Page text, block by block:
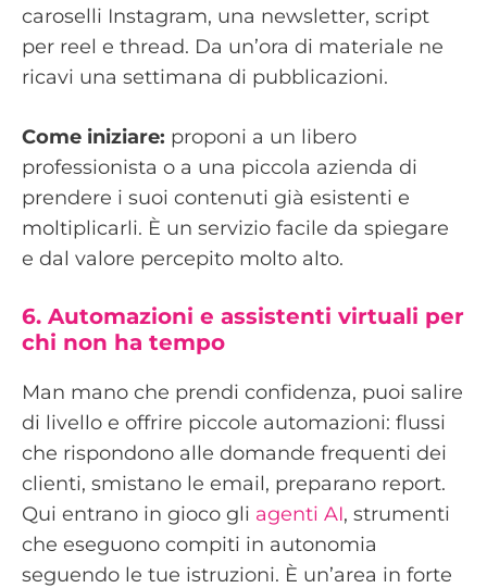
caroselli Instagram, una newsletter, script
per reel e thread. Da un’ora di materiale ne
ricavi una settimana di pubblicazioni.
Come iniziare: proponi a un libero
professionista o a una piccola azienda di
prendere i suoi contenuti già esistenti e
moltiplicarli. È un servizio facile da spiegare
e dal valore percepito molto alto.
6. Automazioni e assistenti virtuali per
chi non ha tempo
Man mano che prendi confidenza, puoi salire
di livello e offrire piccole automazioni: flussi
che rispondono alle domande frequenti dei
clienti, smistano le email, preparano report.
Qui entrano in gioco gli agenti AI, strumenti
che eseguono compiti in autonomia
seguendo le tue istruzioni. È un’area in forte